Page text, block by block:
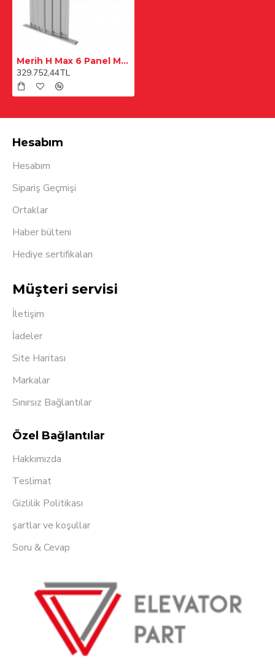
Merih H Max 6 Panel Merkezi 2300 mm Desenli Paslanmaz Kabin Kapısı
329.752,44TL
Hesabım
Hesabım
Sipariş Geçmişi
Ortaklar
Haber bülteni
Hediye sertifikaları
Müşteri servisi
İletişim
İadeler
Site Haritası
Markalar
Sınırsız Bağlantılar
Özel Bağlantılar
Hakkımızda
Teslimat
Gizlilik Politikası
şartlar ve koşullar
Soru & Cevap